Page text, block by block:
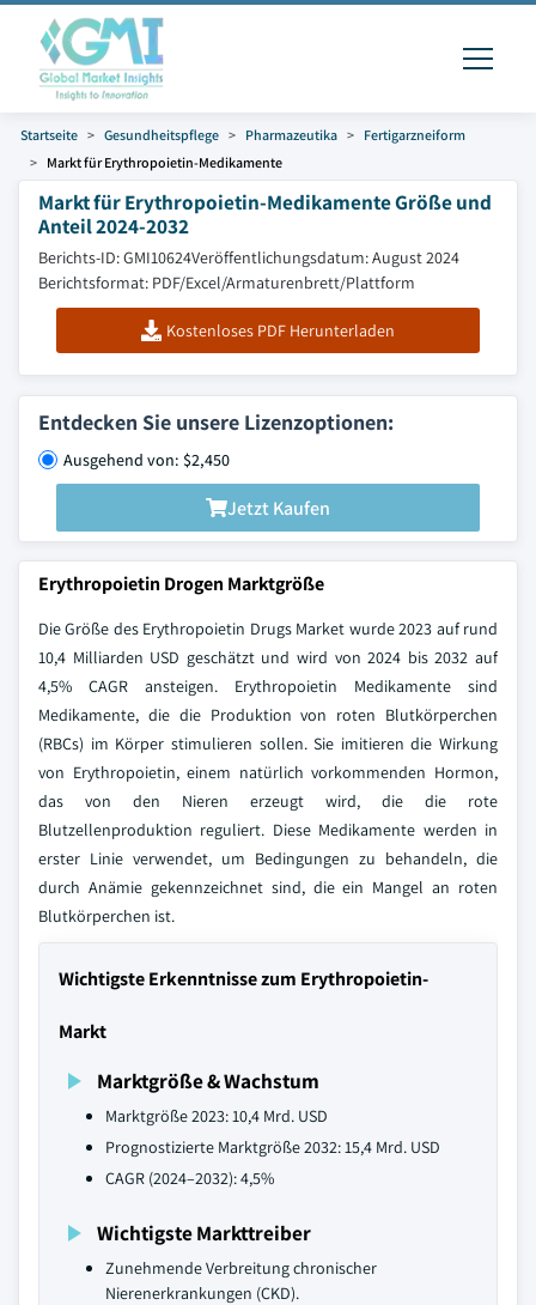
Startseite Gesundheitspflege Pharmazeutika
Fertigarzneiform
Markt für Erythropoietin-Medikamente
Markt für Erythropoietin-Medikamente Größe und
Anteil 2024-2032
Berichts-ID: GMI10624Veröffentlichungsdatum: August 2024
Berichtsformat: PDF/Excel/Armaturenbrett/Plattform
Kostenloses PDF Herunterladen
Entdecken Sie unsere Lizenzoptionen:
Ausgehend von: $2,450
Jetzt Kaufen
Erythropoietin Drogen Marktgröße
Die Größe des Erythropoietin Drugs Market wurde 2023 auf rund
10,4 Milliarden USD geschätzt und wird von 2024 bis 2032 auf
4,5% CAGR ansteigen. Erythropoietin Medikamente sind
Medikamente, die die Produktion von roten Blutkörperchen
(RBCs) im Körper stimulieren sollen. Sie imitieren die Wirkung
von Erythropoietin, einem natürlich vorkommenden Hormon,
das von den Nieren erzeugt wird, die die rote
Blutzellenproduktion reguliert. Diese Medikamente werden in
erster Linie verwendet, um Bedingungen zu behandeln, die
durch Anämie gekennzeichnet sind, die ein Mangel an roten
Blutkörperchen ist.
Wichtigste Erkenntnisse zum Erythropoietin-
Markt
Marktgröße & Wachstum
Marktgröße 2023: 10,4 Mrd. USD
Prognostizierte Marktgröße 2032: 15,4 Mrd. USD
CAGR (2024–2032): 4,5%
Wichtigste Markttreiber
Zunehmende Verbreitung chronischer
Nierenerkrankungen (CKD).